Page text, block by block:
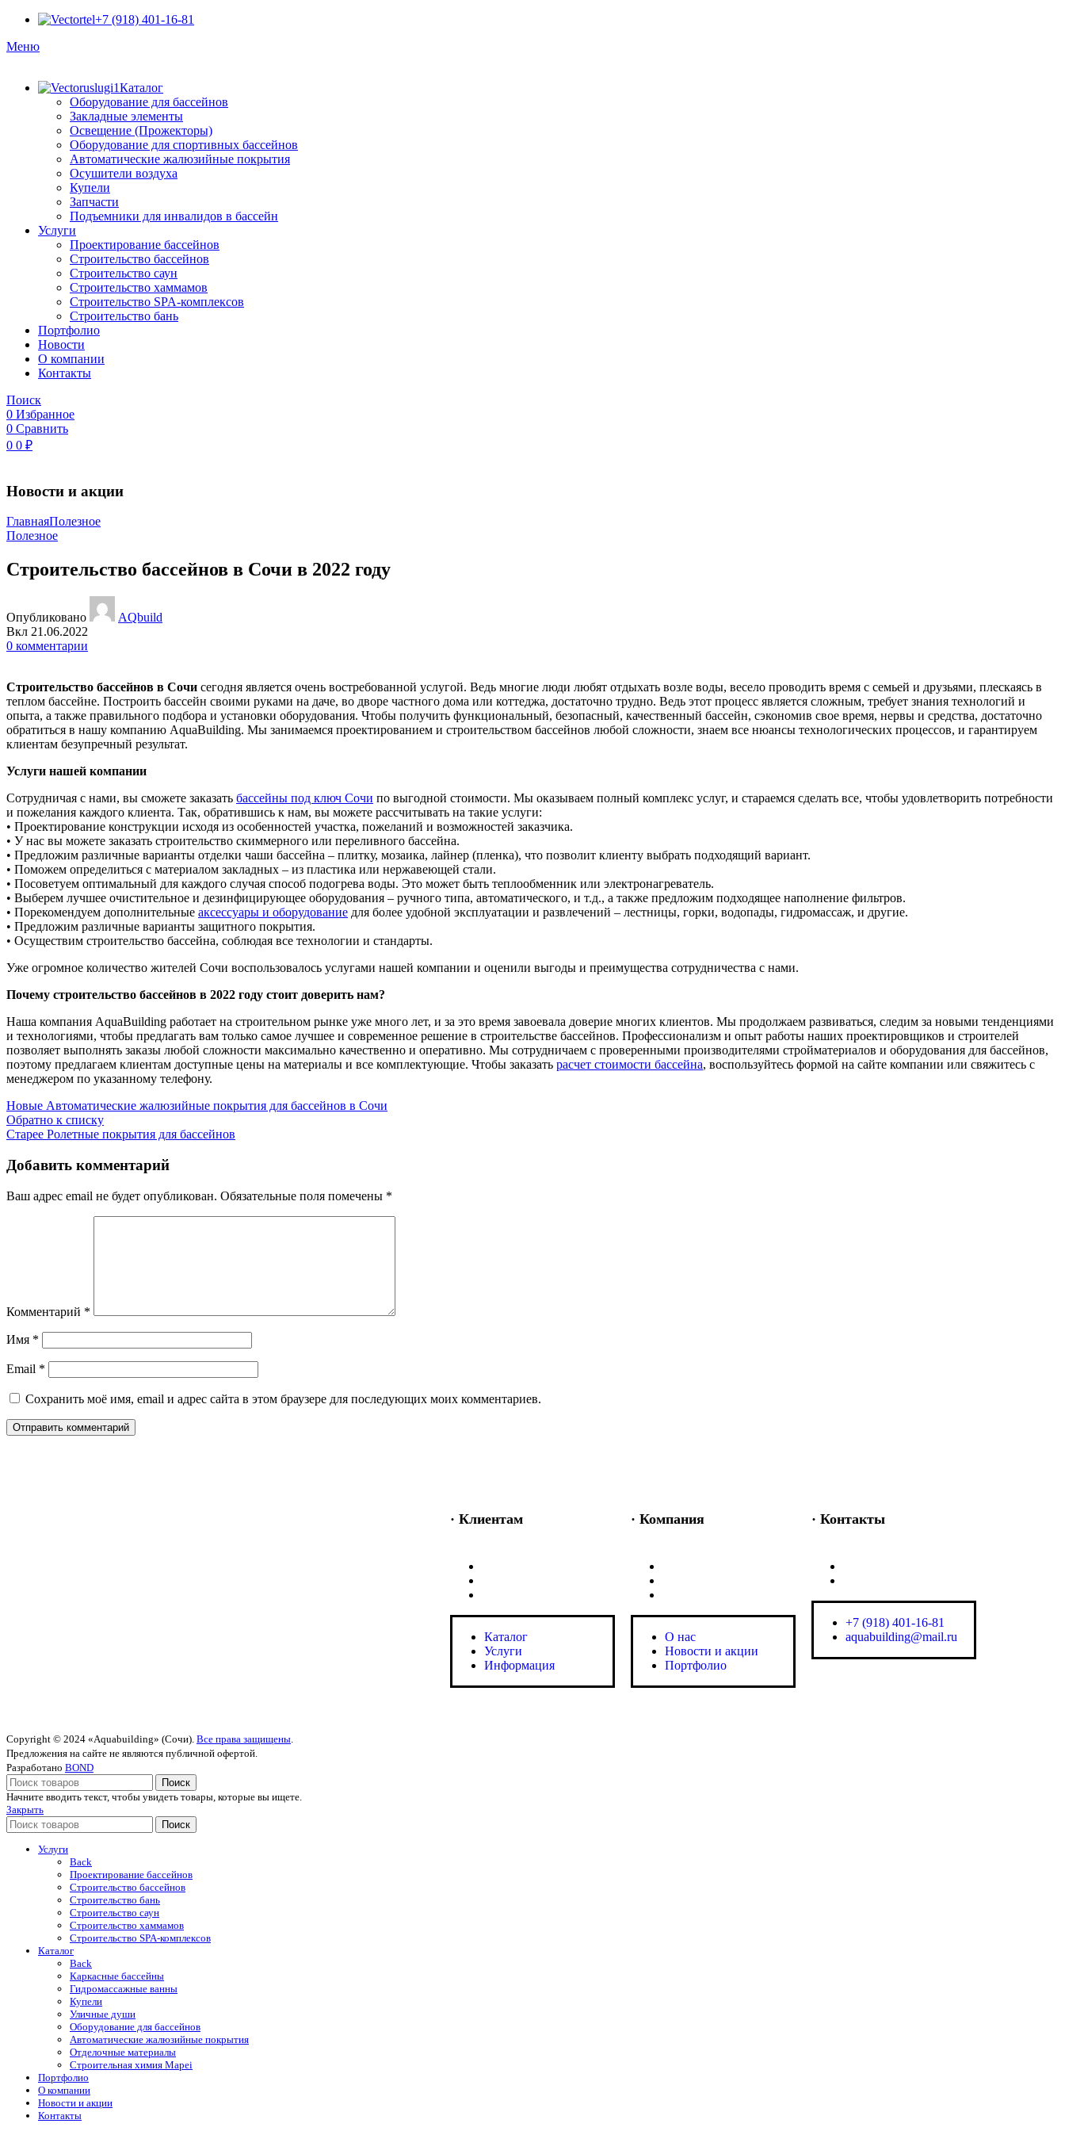
+7 (918) 401-16-81
Меню
Каталог
Оборудование для бассейнов
Закладные элементы
Освещение (Прожекторы)
Оборудование для спортивных бассейнов
Автоматические жалюзийные покрытия
Осушители воздуха
Купели
Запчасти
Подъемники для инвалидов в бассейн
Услуги
Проектирование бассейнов
Строительство бассейнов
Строительство саун
Строительство хаммамов
Строительство SPA-комплексов
Строительство бань
Портфолио
Новости
O компании
Контакты
Поиск
0 Избранное
0 Сравнить
0 0 ₽
Новости и акции
ГлавнаяПолезное
Полезное
Строительство бассейнов в Сочи в 2022 году
Опубликовано
AQbuild
Вкл 21.06.2022
0 комментарии
Строительство бассейнов в Сочи сегодня является очень востребованной услугой. Ведь многие люди любят отдыхать возле воды, весело проводить время с семьей и друзьями, плескаясь в
теплом бассейне. Построить бассейн своими руками на даче, во дворе частного дома или коттеджа, достаточно трудно. Ведь этот процесс является сложным, требует знания технологий и
опыта, а также правильного подбора и установки оборудования. Чтобы получить функциональный, безопасный, качественный бассейн, сэкономив свое время, нервы и средства, достаточно
обратиться в нашу компанию AquaBuilding. Мы занимаемся проектированием и строительством бассейнов любой сложности, знаем все нюансы технологических процессов, и гарантируем
клиентам безупречный результат.
Услуги нашей компании
Сотрудничая с нами, вы сможете заказать бассейны под ключ Сочи по выгодной стоимости. Мы оказываем полный комплекс услуг, и стараемся сделать все, чтобы удовлетворить потребности
и пожелания каждого клиента. Так, обратившись к нам, вы можете рассчитывать на такие услуги:
• Проектирование конструкции исходя из особенностей участка, пожеланий и возможностей заказчика.
• У нас вы можете заказать строительство скиммерного или переливного бассейна.
• Предложим различные варианты отделки чаши бассейна – плитку, мозаика, лайнер (пленка), что позволит клиенту выбрать подходящий вариант.
• Поможем определиться с материалом закладных – из пластика или нержавеющей стали.
• Посоветуем оптимальный для каждого случая способ подогрева воды. Это может быть теплообменник или электронагреватель.
• Выберем лучшее очистительное и дезинфицирующее оборудования – ручного типа, автоматического, и т.д., а также предложим подходящее наполнение фильтров.
• Порекомендуем дополнительные аксессуары и оборудование для более удобной эксплуатации и развлечений – лестницы, горки, водопады, гидромассаж, и другие.
• Предложим различные варианты защитного покрытия.
• Осуществим строительство бассейна, соблюдая все технологии и стандарты.
Уже огромное количество жителей Сочи воспользовалось услугами нашей компании и оценили выгоды и преимущества сотрудничества с нами.
Почему строительство бассейнов в 2022 году стоит доверить нам?
Наша компания AquaBuilding работает на строительном рынке уже много лет, и за это время завоевала доверие многих клиентов. Мы продолжаем развиваться, следим за новыми тенденциями
и технологиями, чтобы предлагать вам только самое лучшее и современное решение в строительстве бассейнов. Профессионализм и опыт работы наших проектировщиков и строителей
позволяет выполнять заказы любой сложности максимально качественно и оперативно. Мы сотрудничаем с проверенными производителями стройматериалов и оборудования для бассейнов,
поэтому предлагаем клиентам доступные цены на материалы и все комплектующие. Чтобы заказать расчет стоимости бассейна, воспользуйтесь формой на сайте компании или свяжитесь с
менеджером по указанному телефону.
Новые Автоматические жалюзийные покрытия для бассейнов в Сочи
Обратно к списку
Старее Ролетные покрытия для бассейнов
Добавить комментарий
Ваш адрес email не будет опубликован. Обязательные поля помечены *
Комментарий *
Имя *
Email *
Сохранить моё имя, email и адрес сайта в этом браузере для последующих моих комментариев.
· Клиентам
Каталог
Услуги
Информация
· Компания
O нас
Новости и акции
Портфолио
· Контакты
+7 (918) 401-16-81
aquabuilding@mail.ru
Copyright © 2024 «Aquabuilding» (Сочи). Все права защищены
Предложения на сайте не являются публичной офертой.
Разработано BOND
Поиск
Начните вводить текст, чтобы увидеть товары, которые вы ищете.
Закрыть
Поиск
Услуги
Back
Проектирование бассейнов
Строительство бассейнов
Строительство бань
Строительство саун
Строительство хаммамов
Строительство SPA-комплексов
Каталог
Back
Каркасные бассейны
Гидромассажные ванны
Купели
Уличные души
Оборудование для бассейнов
Автоматические жалюзийные покрытия
Отделочные материалы
Строительная химия Mapei
Портфолио
O компании
Новости и акции
Контакты